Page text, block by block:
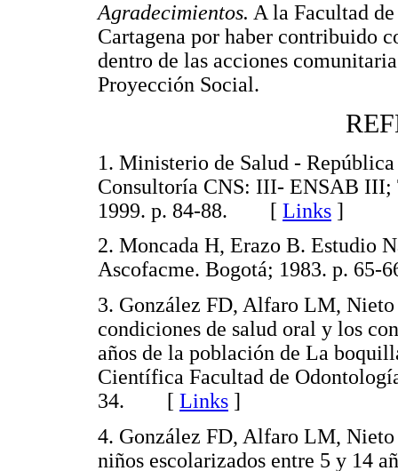
Agradecimientos. A la Facultad
Cartagena por haber contribuido
dentro de las acciones
Proyección Social.
1. Ministerio de Salud -
Consultoría CNS: III- ENSAB
1999. p. 84-88. [ Links ]
2. Moncada H, Erazo B. Estudio
Ascofacme. Bogotá; 1983. p.
3. González FD, Alfaro LM,
condiciones de salud oral y los
años de la población de La
Científica Facultad de
34. [ Links ]
4. González FD, Alfaro LM, Nieto
niños escolarizados entre 5 y 14